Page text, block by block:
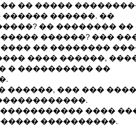
�� �����
������. ��
�� �������� ��
������? ���
�� ��������
���� ������,
� ���������� ��
������, ��� ���
����������� ����
����������.